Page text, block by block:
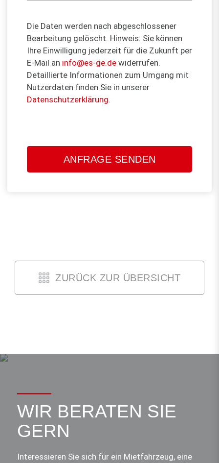
Die Daten werden nach abgeschlossener
Bearbeitung gelöscht. Hinweis: Sie können
Ihre Einwilligung jederzeit für die Zukunft per
E-Mail an info@es-ge.de widerrufen.
Detaillierte Informationen zum Umgang mit
Nutzerdaten finden Sie in unserer
Datenschutzerklärung.
lasse
ZURÜCK ZUR ÜBERSICHT
WIR BERATEN SIE
GERN
Interessieren Sie sich für ein Mietfahrzeug, eine